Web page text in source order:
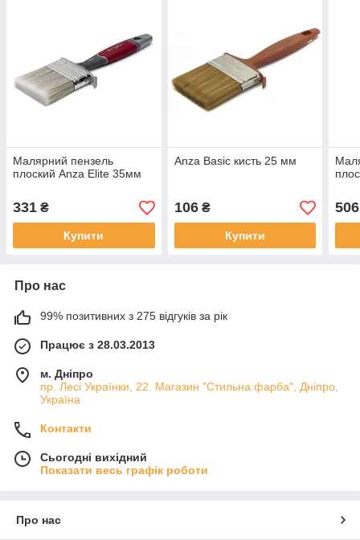
Малярний пензель
плоский Anza Elite 35мм
331 ₴
Купити
Anza Basic кисть 25 мм
106₴
Купити
506
Про нас
99% позитивних з 275 відгуків за рік
Працює з 28.03.2013
м. Дніпро
пр. Лесі Українки, 22. Магазин "Стильна фарба", Дніпро,
Україна
Контакти
Сьогодні вихідний
Показати весь графік роботи
Про нас